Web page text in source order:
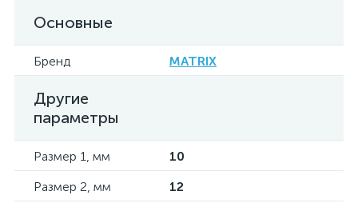
Основные
Бренд MATRIX
Другие
параметры
Размер 1, мм
10
Размер 2, мм
12